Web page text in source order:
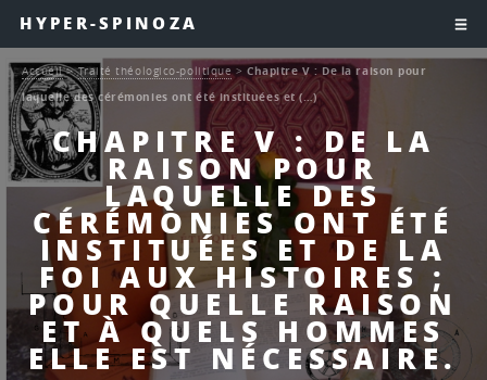
HYPER-SPINOZA
CHAPITRE V : DE LA
RAISON POUR
LAQUELLE DES
CÉRÉMONIES ONT ÉTÉ
INSTITUÉES ET DE LA
FOI AUX HISTOIRES ;
POUR QUELLE RAISON
ET À QUELS HOMMES
ELLE EST NÉCESSAIRE.
Accueil>Traité théologico-politique>Chapitre V : De la raison pour
laquelle des cérémonies ont été instituées et (…)